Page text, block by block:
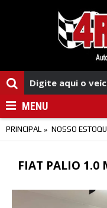
MENU
PRINCIPAL NOSSO
FIAT PALIO 1.0